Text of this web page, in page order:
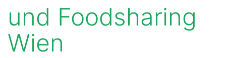
und Foodsharing
Wien